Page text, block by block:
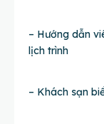
– Hướng dẫn
lịch trình
– Khách sạn